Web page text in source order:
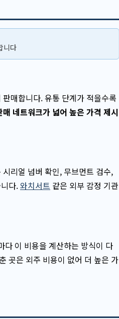
니다
매합니다. 유통 단계가 적을수록
네트워크가 넓어 높은 가격 제시
리얼 넘버 확인, 무브먼트 검수,
다.와치서트 같은 외부 감정 기관
다 이 비용을 계산하는 방식이 다
곳은 외주 비용이 없어 더 높은 가